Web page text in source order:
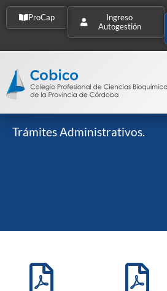
ProCap
Ingreso
Autogestión
Trámites Administrativos.